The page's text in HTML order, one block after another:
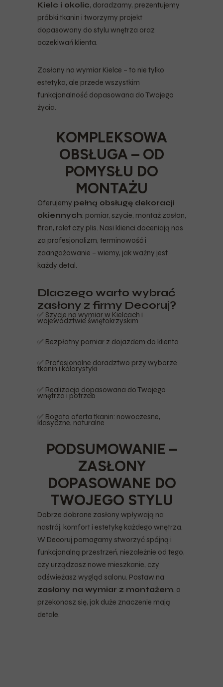
Kielc i okolic, doradzamy, prezentujemy
próbki tkanin i tworzymy projekt
dopasowany do stylu wnętrza oraz
oczekiwań klienta.
Zasłony na wymiar Kielce – to nie tylko
estetyka, ale przede wszystkim
funkcjonalność dopasowana do Twojego
życia.
KOMPLEKSOWA
OBSŁUGA – OD
POMYSŁU DO
MONTAŻU
Oferujemy pełną obsługę dekoracji
okiennych: pomiar, szycie, montaż zasłon,
firan, rolet czy plis. Nasi klienci doceniają nas
za profesjonalizm, terminowość i
zaangażowanie – wiemy, jak ważny jest
każdy detal.
Dlaczego warto wybrać
zasłony z firmy Decoruj?
✅ Szycie na wymiar w Kielcach i
województwie świętokrzyskim
✅ Bezpłatny pomiar z dojazdem do klienta
✅ Profesjonalne doradztwo przy wyborze
tkanin i kolorystyki
✅ Realizacja dopasowana do Twojego
wnętrza i potrzeb
✅ Bogata oferta tkanin: nowoczesne,
klasyczne, naturalne
PODSUMOWANIE –
ZASŁONY
DOPASOWANE DO
TWOJEGO STYLU
Dobrze dobrane zasłony wpływają na
nastrój, komfort i estetykę każdego wnętrza.
W Decoruj pomagamy stworzyć spójną i
funkcjonalną przestrzeń, niezależnie od tego,
czy urządzasz nowe mieszkanie, czy
odświeżasz wygląd salonu. Postaw na
zasłony na wymiar z montażem, a
przekonasz się, jak duże znaczenie mają
detale.